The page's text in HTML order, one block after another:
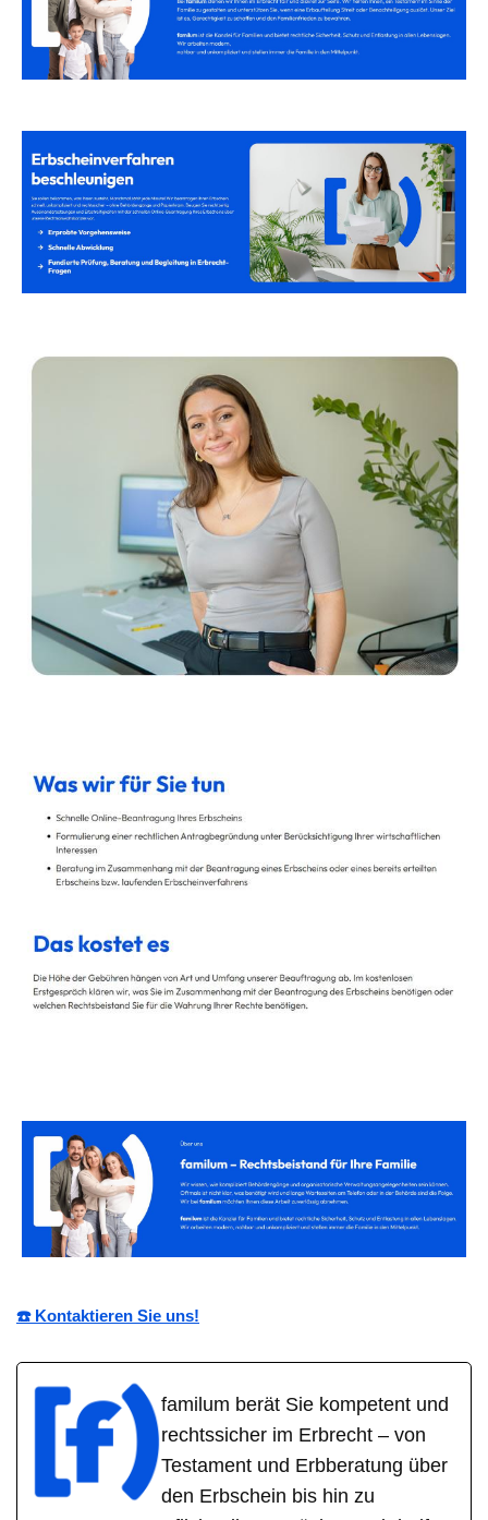
☎️ Kontaktieren Sie uns!
familum berät Sie kompetent und
rechtssicher im Erbrecht – von
Testament und Erbberatung über
den Erbschein bis hin zu